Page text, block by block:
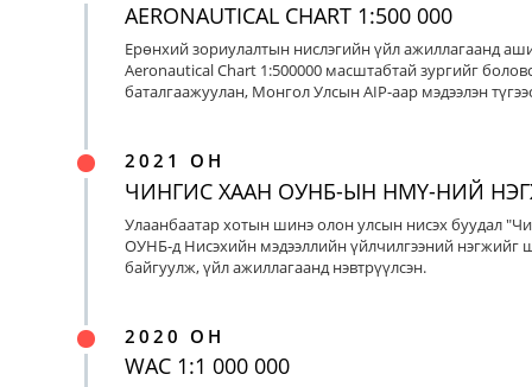
AERONAUTICAL CHART 1:500 000
Ерөнхий зориулалтын нислэгийн үйл ажиллагаанд
Aeronautical Chart 1:500000 масштабтай зургийг
баталгаажуулан, Монгол Улсын AIP-аар мэдээлэн
2021 ОН
ЧИНГИС ХААН ОУНБ-ЫН НМҮ-НИЙ
Улаанбаатар хотын шинэ олон улсын нисэх буудал
ОУНБ-д Нисэхийн мэдээллийн үйлчилгээний нэгжийг
байгуулж, үйл ажиллагаанд нэвтрүүлсэн.
2020 ОН
WAC 1:1 000 000